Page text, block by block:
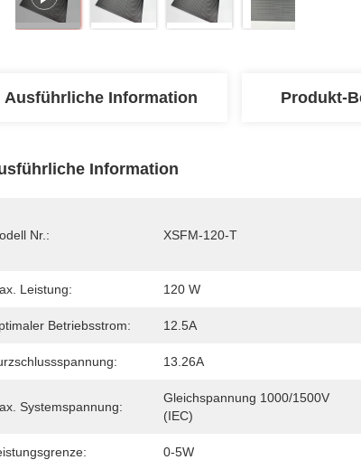
Ausführliche Information Produkt-
Information
Nr.: XSFM-120-T
Leistung: 120 W
Betriebsstrom: 12.5A
13.26A
Systemspannung:
Gleichspannung 1000/1500V
(IEC)
0-5W